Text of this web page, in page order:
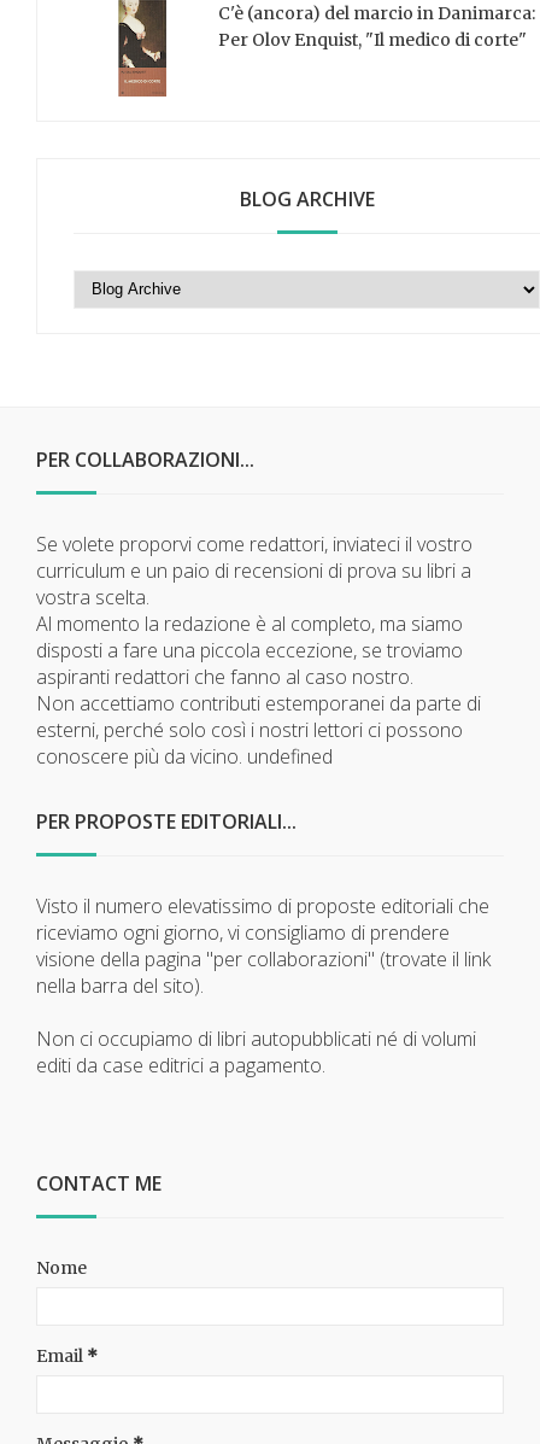
C'è (ancora) del marcio in Danimarca:
Per Olov Enquist, "Il medico di corte"
BLOG ARCHIVE
PER COLLABORAZIONI...
Se volete proporvi come redattori, inviateci il vostro
curriculum e un paio di recensioni di prova su libri a
vostra scelta.
Al momento la redazione è al completo, ma siamo
disposti a fare una piccola eccezione, se troviamo
aspiranti redattori che fanno al caso nostro.
Non accettiamo contributi estemporanei da parte di
esterni, perché solo così i nostri lettori ci possono
conoscere più da vicino. undefined
PER PROPOSTE EDITORIALI...
Visto il numero elevatissimo di proposte editoriali che
riceviamo ogni giorno, vi consigliamo di prendere
visione della pagina "per collaborazioni" (trovate il link
nella barra del sito).
Non ci occupiamo di libri autopubblicati né di volumi
editi da case editrici a pagamento.
CONTACT ME
Nome
Email *